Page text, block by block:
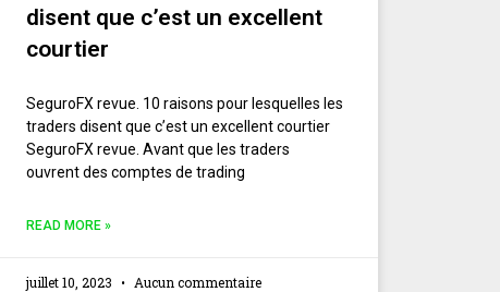
disent que c’est un excellent
courtier
SeguroFX revue. 10 raisons pour lesquelles les
traders disent que c’est un excellent courtier
SeguroFX revue. Avant que les traders
ouvrent des comptes de trading
READ MORE »
juillet 10, 2023 Aucun commentaire